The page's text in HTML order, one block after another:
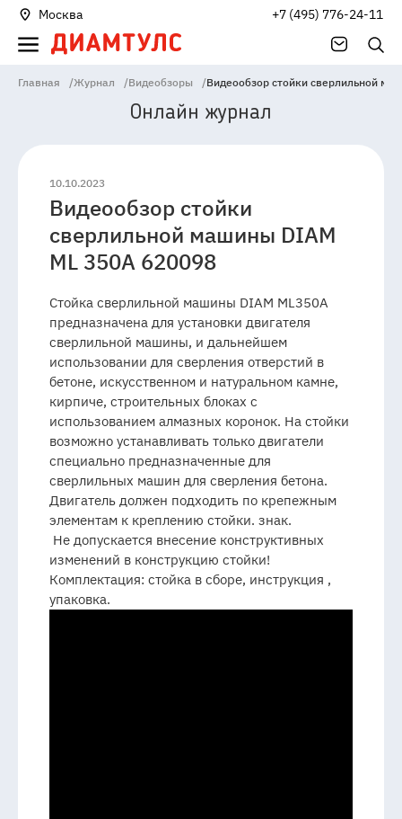
Москва +7 (495) 776-24-11
Главная /Журнал /Видеобзоры /Видеообзор стойки сверлильной
Онлайн журнал
10.10.2023
Видеообзор стойки
сверлильной машины DIAM
ML 350A 620098
Стойка сверлильной машины DIAM ML350A
предназначена для установки двигателя
сверлильной машины, и дальнейшем
использовании для сверления отверстий в
бетоне, искусственном и натуральном камне,
кирпиче, строительных блоках с
использованием алмазных коронок. На стойки
возможно устанавливать только двигатели
специально предназначенные для
сверлильных машин для сверления бетона.
Двигатель должен подходить по крепежным
элементам к креплению стойки. знак.
Не допускается внесение конструктивных
изменений в конструкцию стойки!
Комплектация: стойка в сборе, инструкция ,
упаковка.
141006
Московская
областьМытищиПроектируемыйпроезд
4529,
1А